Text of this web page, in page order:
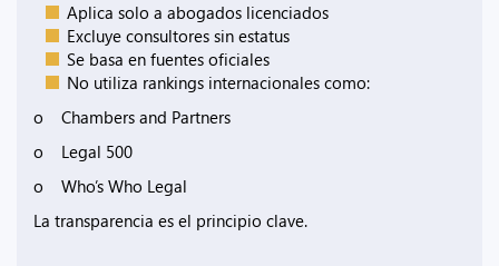
Aplica solo a abogados licenciados
Excluye consultores sin estatus
Se basa en fuentes oficiales
No utiliza rankings internacionales como:
o Chambers and Partners
o Legal 500
o Who’s Who Legal
La transparencia es el principio clave.